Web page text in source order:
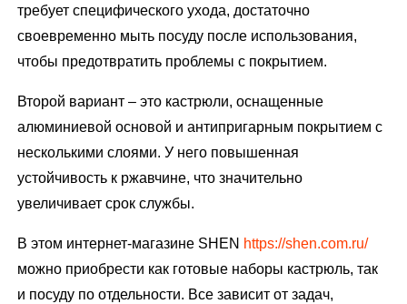
требует специфического ухода, достаточно
своевременно мыть посуду после использования,
чтобы предотвратить проблемы с покрытием.
Второй вариант – это кастрюли, оснащенные
алюминиевой основой и антипригарным покрытием с
несколькими слоями. У него повышенная
устойчивость к ржавчине, что значительно
увеличивает срок службы.
В этом интернет-магазине SHEN https://shen.com.ru/
можно приобрести как готовые наборы кастрюль, так
и посуду по отдельности. Все зависит от задач,